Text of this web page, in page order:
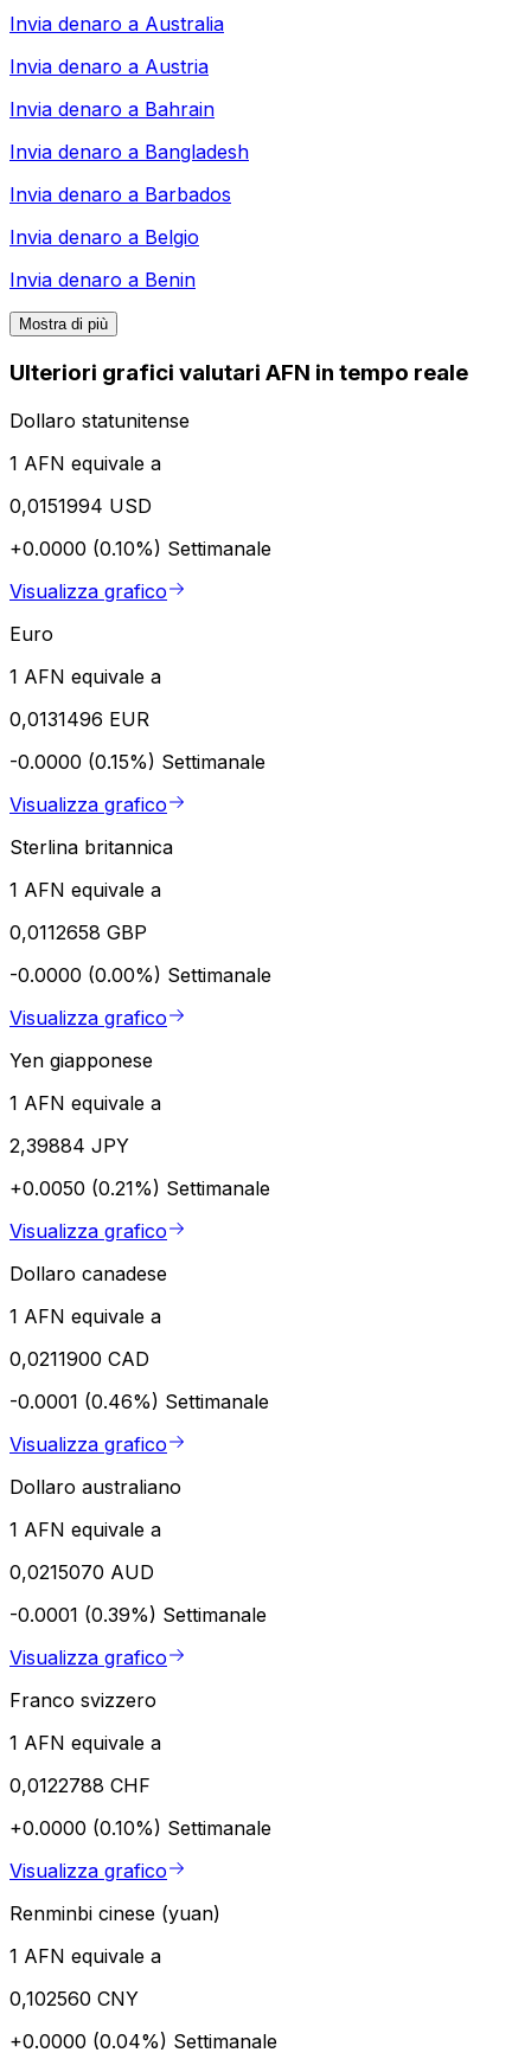
Invia denaro a Australia
Invia denaro a Austria
Invia denaro a Bahrain
Invia denaro a Bangladesh
Invia denaro a Barbados
Invia denaro a Belgio
Invia denaro a Benin
Mostra di più
Ulteriori grafici valutari AFN in tempo reale
Dollaro statunitense
1 AFN equivale a
0,0151994 USD
+0.0000 (0.10%) Settimanale
Visualizza grafico
Euro
1 AFN equivale a
0,0131496 EUR
-0.0000 (0.15%) Settimanale
Visualizza grafico
Sterlina britannica
1 AFN equivale a
0,0112658 GBP
-0.0000 (0.00%) Settimanale
Visualizza grafico
Yen giapponese
1 AFN equivale a
2,39884 JPY
+0.0050 (0.21%) Settimanale
Visualizza grafico
Dollaro canadese
1 AFN equivale a
0,0211900 CAD
-0.0001 (0.46%) Settimanale
Visualizza grafico
Dollaro australiano
1 AFN equivale a
0,0215070 AUD
-0.0001 (0.39%) Settimanale
Visualizza grafico
Franco svizzero
1 AFN equivale a
0,0122788 CHF
+0.0000 (0.10%) Settimanale
Visualizza grafico
Renminbi cinese (yuan)
1 AFN equivale a
0,102560 CNY
+0.0000 (0.04%) Settimanale